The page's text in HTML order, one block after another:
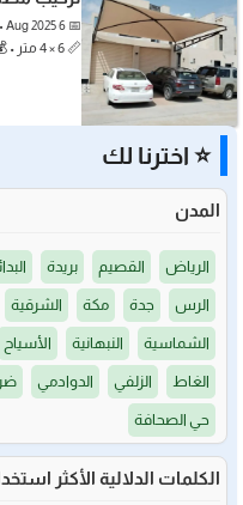
📅 6 Aug 2025 • 🏷️ مظلات سيارات • 👤 admin • 📍 القصيم
📏 6 × 4 متر • 💰
⭐ اخترنا لك
المدن
الرياض القصيم بريدة
الرس جدة مكة الشرقية
الشماسية النبهانية الأسياح
الغاط الزلفي الدوادمي
حي الصحافة
الكلمات الدلالية الأكثر